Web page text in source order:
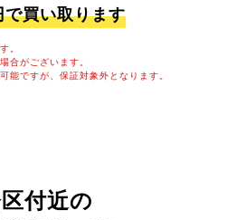
買い取ります
。
合がございます。
能ですが、保証対象外となります。
付近の